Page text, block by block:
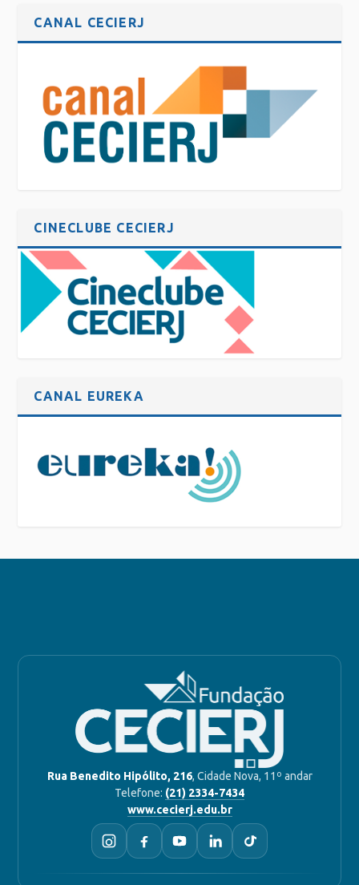
CANAL CECIERJ
CINECLUBE CECIERJ
CANAL EUREKA
Rua Benedito Hipólito, 216, Cidade Nova, 11º andar
Telefone: (21) 2334-7434
www.cecierj.edu.br